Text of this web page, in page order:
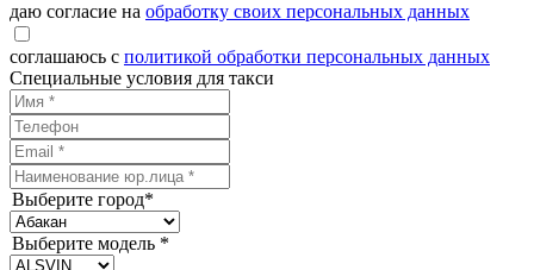
даю согласие на обработку своих персональных данных
соглашаюсь с политикой обработки персональных данных
Специальные условия для такси
Выберите город*
Выберите модель *